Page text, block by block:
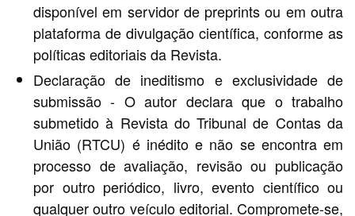
disponível em servidor de preprints ou em outra
plataforma de divulgação científica, conforme as
políticas editoriais da Revista.
Declaração de ineditismo e exclusividade de
submissão - O autor declara que o trabalho
submetido à Revista do Tribunal de Contas da
União (RTCU) é inédito e não se encontra em
processo de avaliação, revisão ou publicação
por outro periódico, livro, evento científico ou
qualquer outro veículo editorial. Compromete-se,